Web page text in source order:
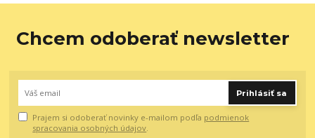
Chcem odoberať newsletter
Prihlásiť sa
Prajem si odoberať novinky e-mailom podľa podmienok
spracovania osobných údajov.